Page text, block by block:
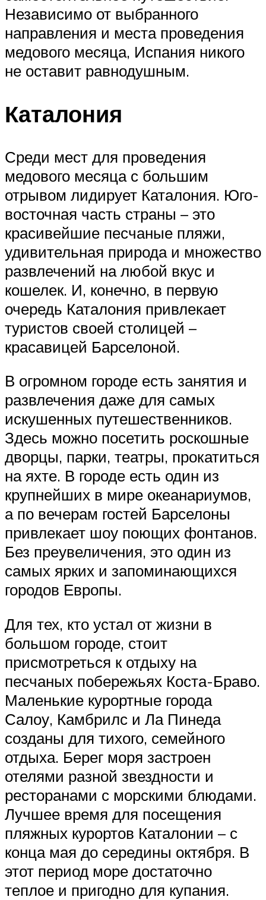
Независимо от выбранного
направления и места проведения
медового месяца, Испания никого
не оставит равнодушным.
Каталония
Среди мест для проведения
медового месяца с большим
отрывом лидирует Каталония. Юго-
восточная часть страны – это
красивейшие песчаные пляжи,
удивительная природа и множество
развлечений на любой вкус и
кошелек. И, конечно, в первую
очередь Каталония привлекает
туристов своей столицей –
красавицей Барселоной.
В огромном городе есть занятия и
развлечения даже для самых
искушенных путешественников.
Здесь можно посетить роскошные
дворцы, парки, театры, прокатиться
на яхте. В городе есть один из
крупнейших в мире океанариумов,
а по вечерам гостей Барселоны
привлекает шоу поющих фонтанов.
Без преувеличения, это один из
самых ярких и запоминающихся
городов Европы.
Для тех, кто устал от жизни в
большом городе, стоит
присмотреться к отдыху на
песчаных побережьях Коста-Браво.
Маленькие курортные города
Салоу, Камбрилс и Ла Пинеда
созданы для тихого, семейного
отдыха. Берег моря застроен
отелями разной звездности и
ресторанами с морскими блюдами.
Лучшее время для посещения
пляжных курортов Каталонии – с
конца мая до середины октября. В
этот период море достаточно
теплое и пригодно для купания.